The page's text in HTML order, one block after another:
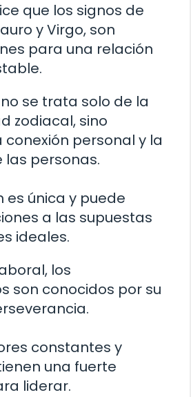
que los signos de
y Virgo, son
para una relación
se trata solo de la
zodiacal, sino
personal y la
personas.
es única y puede
a las supuestas
ideales.
los
son conocidos por su
constantes y
una fuerte
liderar.